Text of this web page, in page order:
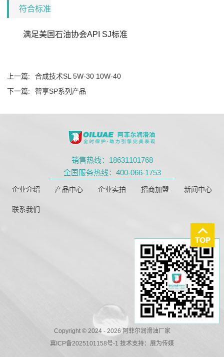
符合标准
满足美国石油协会API SJ标准
上一篇:
合成技术SL 5W-30 10W-40
下一篇:
智享SP系列产品
销售热线：18631101768
全国服务热线：400-066-1753
企业介绍 产品中心 企业实拍 招商加盟 新闻中心
联系我们
Copyright © 2024 - 2026 阿菲尔润滑油厂家
冀ICP备2025101158号-1 技术支持： 展为传媒